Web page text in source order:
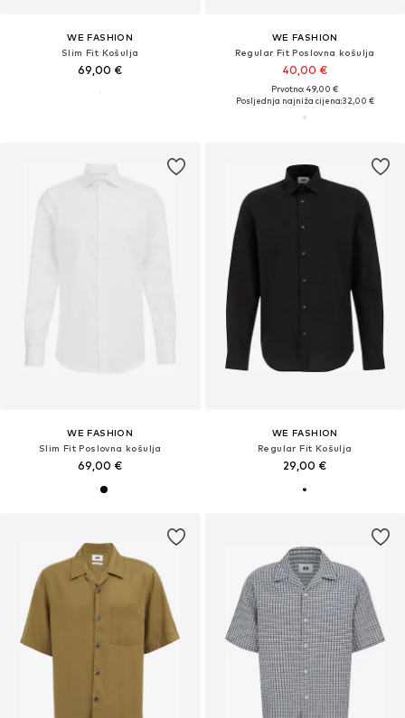
WE FASHION
Slim Fit Košulja
69,00 €
WE FASHION
Regular Fit Poslovna košulja
40,00 €
Prvotno: 49,00 €
Posljednja najniža cijena:32,00 €
WE FASHION
Slim Fit Poslovna košulja
69,00 €
WE FASHION
Regular Fit Košulja
29,00 €